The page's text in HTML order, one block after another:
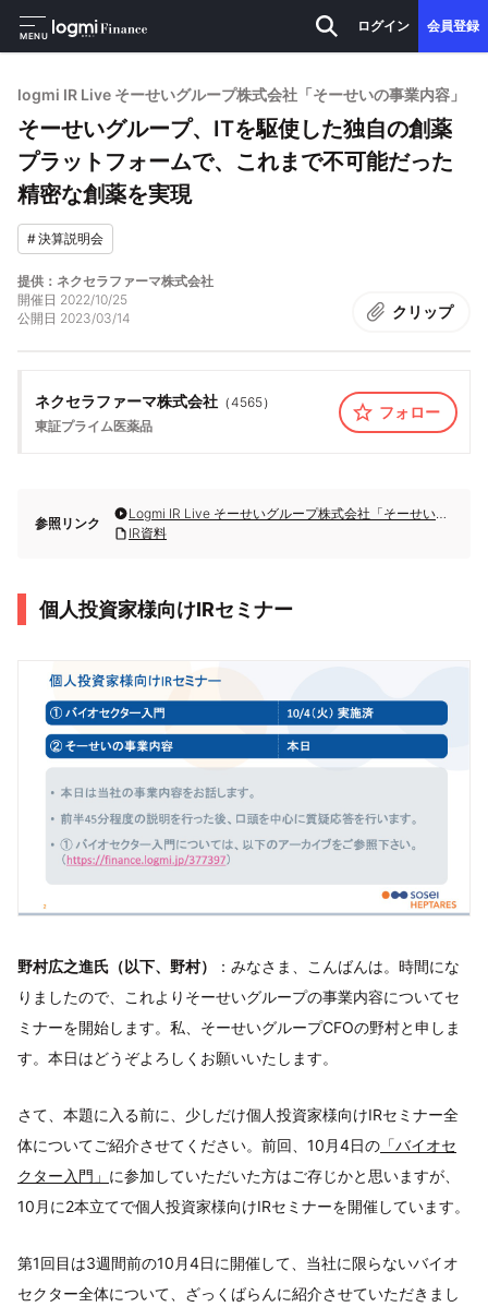
MENU
ログイン 会員登録
logmi IR Live そーせいグループ株式会社「そーせいの事業内容」
そーせいグループ、ITを駆使した独自の創薬
プラットフォームで、これまで不可能だった
精密な創薬を実現
#決算説明会
提供：ネクセラファーマ株式会社
開催日 2022/10/25
公開日 2023/03/14 クリップ
ネクセラファーマ株式会社 （4565）
東証プライム医薬品
フォロー
参照リンク
Logmi IR Live そーせいグループ株式会社「そーせいの事業内容」
IR資料
個人投資家様向けIRセミナー
野村広之進氏（以下、野村）
：みなさま、こんばんは。時間にな
りましたので、これよりそーせいグループの事業内容についてセ
ミナーを開始します。私、そーせいグループCFOの野村と申しま
す。本日はどうぞよろしくお願いいたします。
さて、本題に入る前に、少しだけ個人投資家様向けIRセミナー全
体についてご紹介させてください。前回、10月4日の 「バイオセ
クター入門」 に参加していただいた方はご存じかと思いますが、
10月に2本立てで個人投資家様向けIRセミナーを開催しています。
第1回目は3週間前の10月4日に開催して、当社に限らないバイオ
セクター全体について、ざっくばらんに紹介させていただきまし